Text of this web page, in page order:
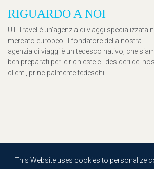
This Website uses cookies to personalize
RIGUARDO A NOI
Ulli Travel è un'agenzia di viaggi specializzata
mercato europeo. Il fondatore della nostra
agenzia di viaggi è un tedesco nativo, che
ben preparati per le richieste e i desideri dei
clienti, principalmente tedeschi.
Copyright © 2020, Ullitravel |Sitemap|